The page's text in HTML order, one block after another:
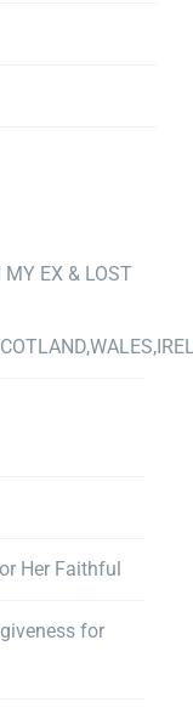
MY EX & LOST
Her Faithful
for